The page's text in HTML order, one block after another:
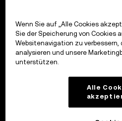
Wenn Sie auf „Alle Cookies
Sie der Speicherung von Cookies
Websitenavigation zu
analysieren und unsere
unterstützen.
Alle